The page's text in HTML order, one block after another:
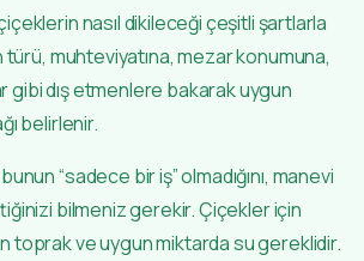
nasıl dikileceği çeşitli şartlarla
türü, muhteviyatına, mezar konumuna,
gibi dış etmenlere bakarak uygun
belirlenir.
“sadece bir iş” olmadığını, manevi
bilmeniz gerekir. Çiçekler için
toprak ve uygun miktarda su gereklidir.